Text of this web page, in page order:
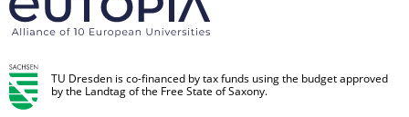
TU Dresden is co-financed by tax funds using the budget approved
by the Landtag of the Free State of Saxony.